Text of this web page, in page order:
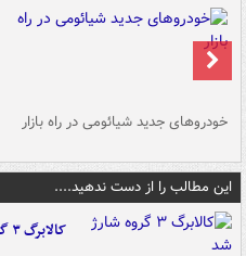
خودروهای جدید شیائومی در راه بازار
این مطالب را از دست ندهید....
کالابرگ ۳ گروه شارژ شد